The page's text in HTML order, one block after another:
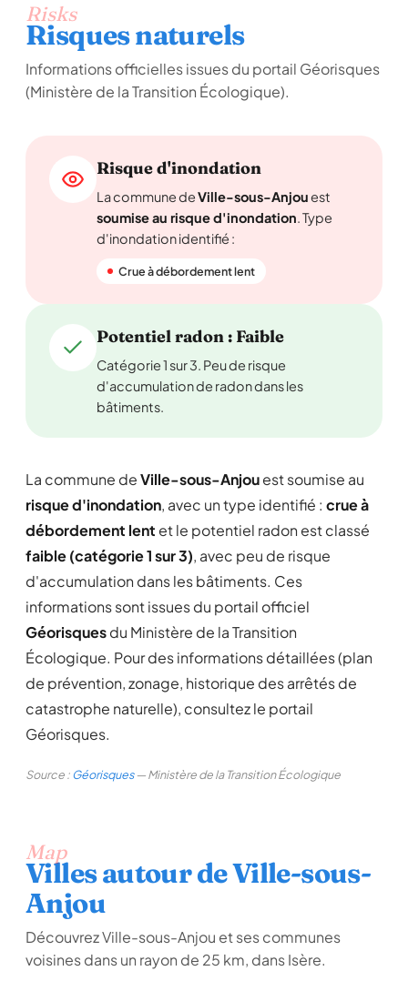
Risks
Risques naturels
Informations officielles issues du portail Géorisques
(Ministère de la Transition Écologique).
Risque d'inondation
La commune deVille-sous-Anjouest
soumise au risque d'inondation. Type
d'inondation identifié :
Crue à débordement lent
Potentiel radon : Faible
Catégorie 1 sur 3. Peu de risque
d'accumulation de radon dans les
bâtiments.
La commune deVille-sous-Anjouest soumise au
risque d'inondation, avec un type identifié : crue à
débordement lent et le potentiel radon est classé
faible (catégorie 1 sur 3), avec peu de risque
d'accumulation dans les bâtiments. Ces
informations sont issues du portail officiel
Géorisquesdu Ministère de la Transition
Écologique. Pour des informations détaillées (plan
de prévention, zonage, historique des arrêtés de
catastrophe naturelle), consultez le portail
Géorisques.
Source :Géorisques— Ministère de la Transition Écologique
Map
Villes autour de Ville-sous-
Anjou
Découvrez Ville-sous-Anjou et ses communes
voisines dans un rayon de 25 km, dans Isère.